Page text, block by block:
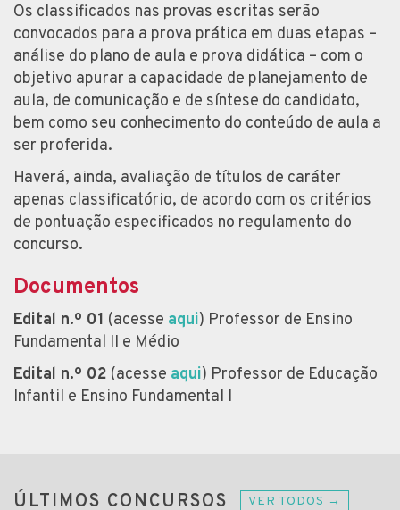
Os classificados nas provas escritas serão
convocados para a prova prática em duas etapas –
análise do plano de aula e prova didática – com o
objetivo apurar a capacidade de planejamento de
aula, de comunicação e de síntese do candidato,
bem como seu conhecimento do conteúdo de aula a
ser proferida.
Haverá, ainda, avaliação de títulos de caráter
apenas classificatório, de acordo com os critérios
de pontuação especificados no regulamento do
concurso.
Documentos
Edital n.º 01 (acesse aqui) Professor de Ensino
Fundamental II e Médio
Edital n.º 02 (acesse aqui) Professor de Educação
Infantil e Ensino Fundamental I
ÚLTIMOS CONCURSOS VER TODOS →